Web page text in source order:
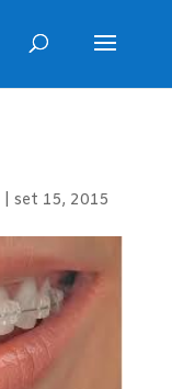
set 15, 2015